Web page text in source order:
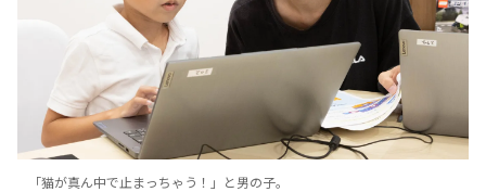
「猫が真ん中で止まっちゃう！」と男の子。